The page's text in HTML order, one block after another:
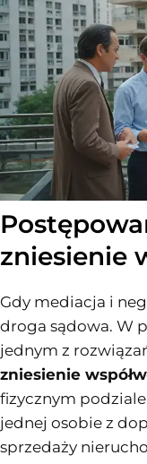
zniesienie
Gdy mediacja i
droga sądowa. W
jednym z
zniesienie
fizycznym
jednej osobie z
sprzedaży